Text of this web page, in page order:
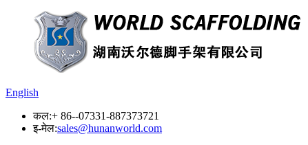
English
कल:+ 86--07331-887373721
इ-मेल:sales@hunanworld.com